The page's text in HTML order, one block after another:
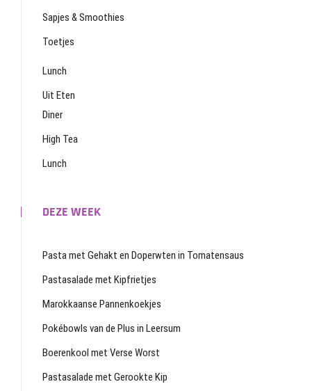
Sapjes & Smoothies
Toetjes
Lunch
Uit Eten
Diner
High Tea
Lunch
DEZE WEEK
Pasta met Gehakt en Doperwten in Tomatensaus
Pastasalade met Kipfrietjes
Marokkaanse Pannenkoekjes
Pokébowls van de Plus in Leersum
Boerenkool met Verse Worst
Pastasalade met Gerookte Kip